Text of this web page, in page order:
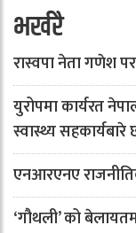
भर्खरै
रास्वपा नेता गणेश
युरोपमा कार्यरत
स्वास्थ्य
एनआरएनए
‘गौथली’ को